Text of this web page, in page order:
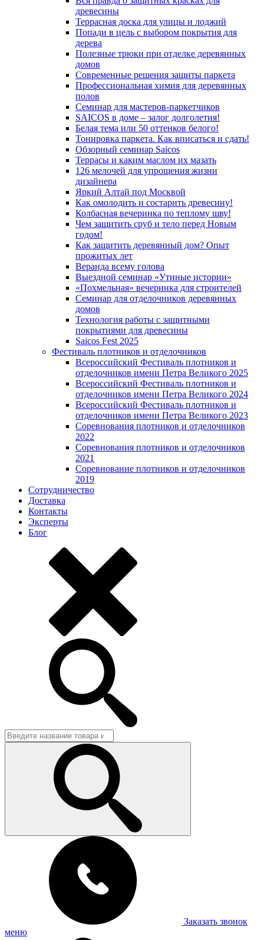
древесины
Террасная доска для улицы и лоджий
Попади в цель с выбором покрытия для
дерева
Полезные трюки при отделке деревянных
домов
Современные решения защиты паркета
Профессиональная химия для деревянных
полов
Семинар для мастеров-паркетчиков
SAICOS в доме – залог долголетия!
Белая тема или 50 оттенков белого!
Тонировка паркета. Как вписаться и сдать!
Обзорный семинар Saicos
Террасы и каким маслом их мазать
126 мелочей для упрощения жизни
дизайнера
Яркий Алтай под Москвой
Как омолодить и состарить древесину!
Колбасная вечеринка по теплому шву!
Чем защитить сруб и тело перед Новым
годом!
Как защитить деревянный дом? Опыт
прожитых лет
Веранда всему голова
Выездной семинар «Утиные истории»
«Похмельная» вечеринка для строителей
Семинар для отделочников деревянных
домов
Технология работы с защитными
покрытиями для древесины
Saicos Fest 2025
Фестиваль плотников и отделочников
Всероссийский Фестиваль плотников и
отделочников имени Петра Великого 2025
Всероссийский Фестиваль плотников и
отделочников имени Петра Великого 2024
Всероссийский Фестиваль плотников и
отделочников имени Петра Великого 2023
Соревнования плотников и отделочников
2022
Соревнования плотников и отделочников
2021
Соревнование плотников и отделочников
2019
Сотрудничество
Доставка
Контакты
Эксперты
Блог
Заказать звонок
меню